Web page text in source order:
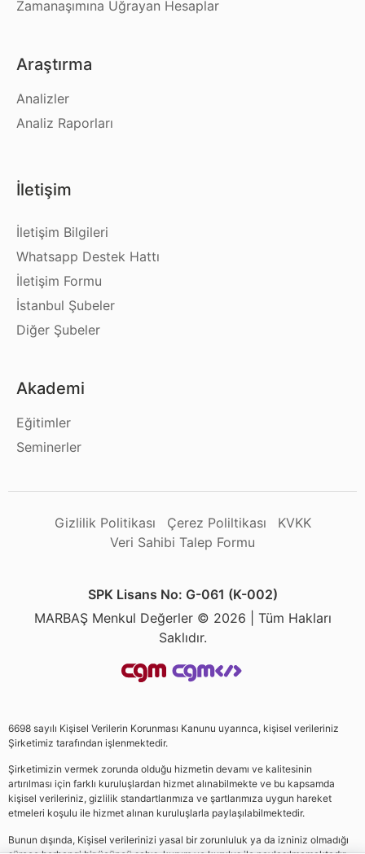
Zamanaşımına Uğrayan Hesaplar
Araştırma
Analizler
Analiz Raporları
İletişim
İletişim Bilgileri
Whatsapp Destek Hattı
İletişim Formu
İstanbul Şubeler
Diğer Şubeler
Akademi
Eğitimler
Seminerler
Gizlilik Politikası Çerez Poliltikası
KVKK
Veri Sahibi Talep Formu
SPK Lisans No: G-061 (K-002)
MARBAŞ Menkul Değerler © 2026 | Tüm Hakları
Saklıdır.
6698 sayılı Kişisel Verilerin Korunması Kanunu uyarınca, kişisel verileriniz
Şirketimiz tarafından işlenmektedir.
Şirketimizin vermek zorunda olduğu hizmetin devamı ve kalitesinin
artırılması için farklı kuruluşlardan hizmet alınabilmekte ve bu kapsamda
kişisel verileriniz, gizlilik standartlarımıza ve şartlarımıza uygun hareket
etmeleri koşulu ile hizmet alınan kuruluşlarla paylaşılabilmektedir.
Bunun dışında, Kişisel verilerinizi yasal bir zorunluluk ya da izniniz olmadığı